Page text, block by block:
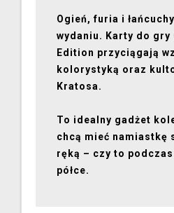
Ogień, furia i
wydaniu. Karty do gry
Edition przyciągają
kolorystyką oraz
Kratosa.
To idealny gadżet
chcą mieć namiastkę
ręką – czy to
półce.